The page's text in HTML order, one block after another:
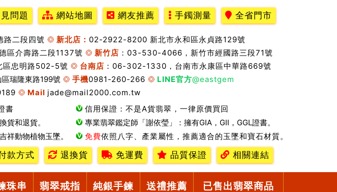
問題 網站地圖 網友推薦 手鐲測量 全省門市
二段四號 新北店： 02-2922-8200 新北市永和區永貞路129號
區介壽路二段1137號 新竹店 ：03-530-4066，新竹市經國路三段71號
忠明路502-5號 台南店 ：06-302-1330，台南市永康區中華路669號
瑞隆東路199號 手機0981-260-266 LINE官方@eastgem
Mail jade@mail2000.com.tw
書
信用保證：不是A貨翡翠，一律原價買回
貨和退貨。
專業翡翠鑑定師「謝依瑩」：擁有GIA，GII，GGL證書。
祥動物植物玉墜。
免費依照八字、產業屬性，推薦適合的玉墜和寶石材質。
款方式 退換貨 免運費 品質保證 相關連結
珠串 翡翠戒指 純銀手鍊 送禮推薦 已售出翡翠商品